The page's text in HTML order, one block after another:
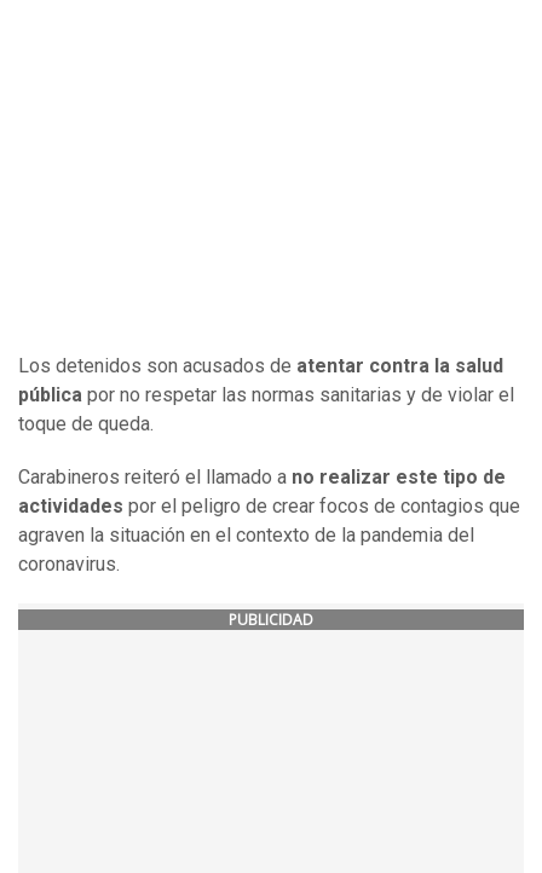
Los detenidos son acusados de atentar contra la salud
pública por no respetar las normas sanitarias y de violar el
toque de queda.
Carabineros reiteró el llamado a no realizar este tipo de
actividades por el peligro de crear focos de contagios que
agraven la situación en el contexto de la pandemia del
coronavirus.
PUBLICIDAD